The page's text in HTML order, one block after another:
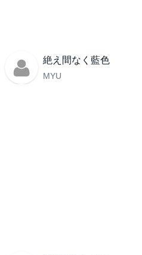
絶え間なく藍色
MYU